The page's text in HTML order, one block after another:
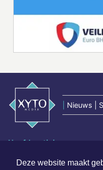
Deze website maakt
Nieuws |
Hoofdvestiging:
1701 BZ Heerhugowaard